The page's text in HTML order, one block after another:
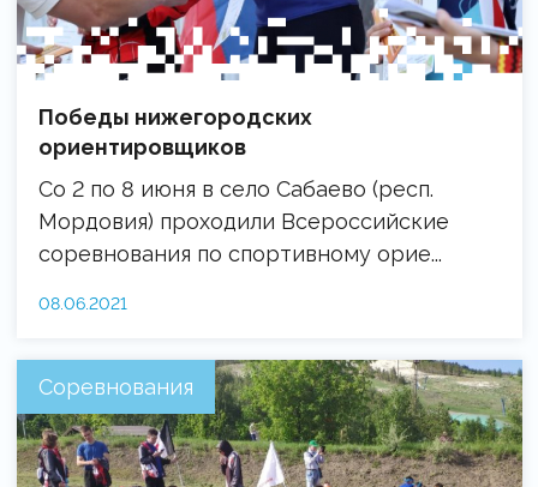
Победы нижегородских
ориентировщиков
Со 2 по 8 июня в село Сабаево (респ.
Мордовия) проходили Всероссийские
соревнования по спортивному орие...
08.06.2021
Соревнования